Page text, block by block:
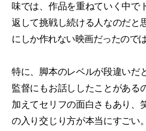
味では、作品を重ねていく中で
返して挑戦し続ける人なのだと
にしか作れない映画だったので
特に、脚本のレベルが段違いだ
監督にもお話ししたことがある
加えてセリフの面白さもあり、
の入り交じり方が本当にすごい